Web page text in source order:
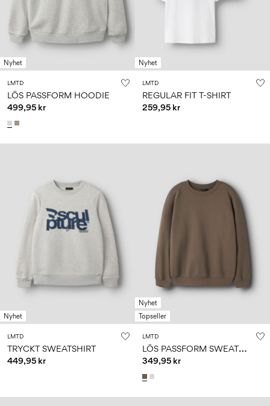
Nyhet
LMTD
LÖS PASSFORM HOODIE
499,95 kr
Nyhet
LMTD
REGULAR FIT T-SHIRT
259,95 kr
Nyhet
LMTD
TRYCKT SWEATSHIRT
449,95 kr
Nyhet
Topseller
LMTD
L
ÖS PASSFORM SWEATSHIRT
349,95 kr